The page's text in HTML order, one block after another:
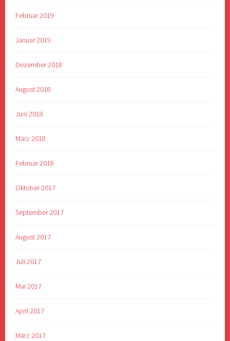
Februar 2019
Januar 2019
Dezember 2018
August 2018
Juni 2018
März 2018
Februar 2018
Oktober 2017
September 2017
August 2017
Juli 2017
Mai 2017
April 2017
März 2017